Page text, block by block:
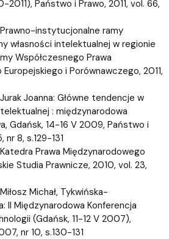
Państwo i Prawo, 2011, vol. 66,
instytucjonalne ramy
własności intelektualnej w regionie
Współczesnego Prawa
i Porównawczego, 2011,
Joanna: Główne tendencje w
: międzynarodowa
Gdańsk, 14-16 V 2009, Państwo i
nr 8, s.129-131
Prawa Międzynarodowego
Studia Prawnicze, 2010, vol. 23,
Michał, Tykwińska-
II Międzynarodowa Konferencja
(Gdańsk, 11-12 V 2007),
nr 10, s.130-131